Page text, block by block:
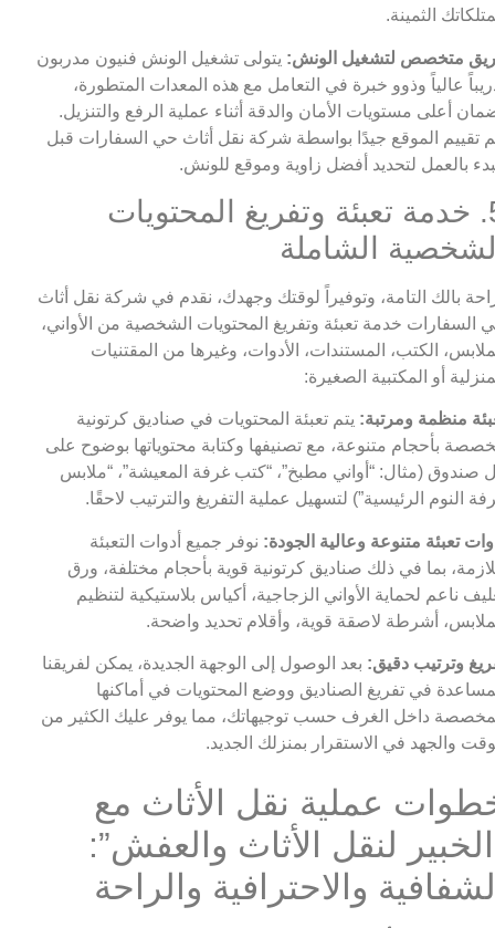
الثمينة.
متخصص لتشغيل الونش: يتولى تشغيل الونش فنيون مدربون
عالياً وذوو خبرة في التعامل مع هذه المعدات المتطورة،
أعلى مستويات الأمان والدقة أثناء عملية الرفع والتنزيل.
تقييم الموقع جيدًا بواسطة شركة نقل أثاث حي السفارات قبل
بالعمل لتحديد أفضل زاوية وموقع للونش.
5. خدمة تعبئة وتفريغ المحتويات
الشاملة
بالك التامة، وتوفيراً لوقتك وجهدك، نقدم في شركة نقل أثاث
السفارات خدمة تعبئة وتفريغ المحتويات الشخصية من الأواني،
الكتب، المستندات، الأدوات، وغيرها من المقتنيات
أو المكتبية الصغيرة:
منظمة ومرتبة: يتم تعبئة المحتويات في صناديق كرتونية
بأحجام متنوعة، مع تصنيفها وكتابة محتوياتها بوضوح على
صندوق (مثال: “أواني مطبخ”، “كتب غرفة المعيشة”، “ملابس
النوم الرئيسية”) لتسهيل عملية التفريغ والترتيب لاحقًا.
تعبئة متنوعة وعالية الجودة: نوفر جميع أدوات التعبئة
بما في ذلك صناديق كرتونية قوية بأحجام مختلفة، ورق
ناعم لحماية الأواني الزجاجية، أكياس بلاستيكية لتنظيم
أشرطة لاصقة قوية، وأقلام تحديد واضحة.
وترتيب دقيق: بعد الوصول إلى الوجهة الجديدة، يمكن لفريقنا
في تفريغ الصناديق ووضع المحتويات في أماكنها
داخل الغرف حسب توجيهاتك، مما يوفر عليك الكثير من
والجهد في الاستقرار بمنزلك الجديد.
عملية نقل الأثاث مع
لنقل الأثاث والعفش”:
والاحترافية والراحة